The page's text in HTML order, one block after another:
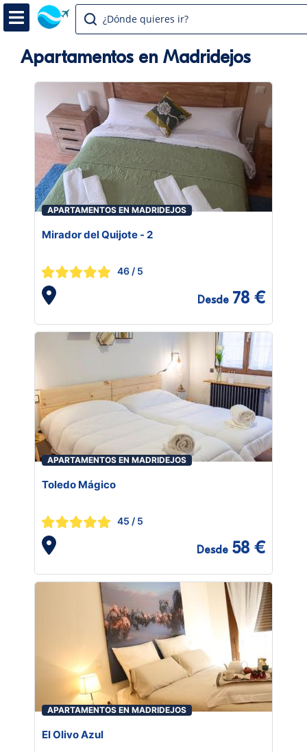
¿Dónde quieres ir?
Apartamentos en Madridejos
APARTAMENTOS EN MADRIDEJOS
Mirador del Quijote - 2
46 / 5
Desde 78 €
APARTAMENTOS EN MADRIDEJOS
Toledo Mágico
45 / 5
Desde 58 €
APARTAMENTOS EN MADRIDEJOS
El Olivo Azul